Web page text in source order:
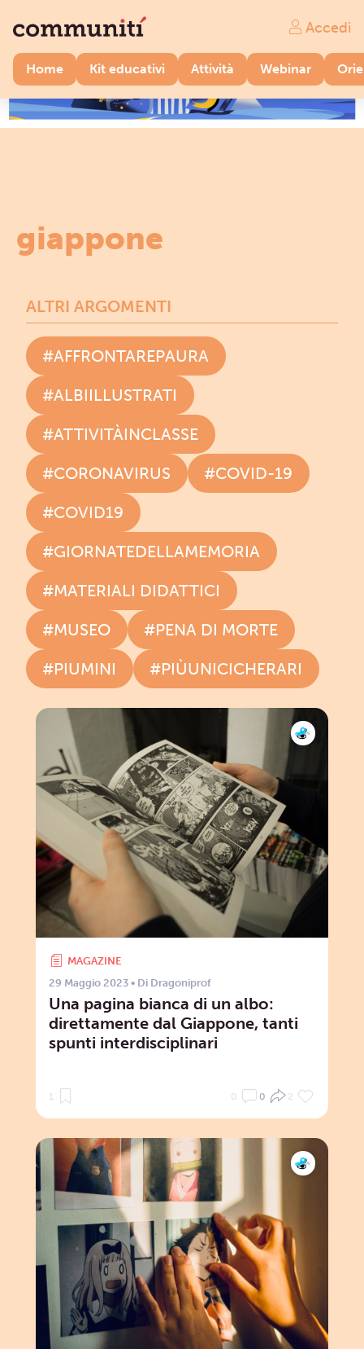
Home Kit educativi Attività Webinar
Accedi
giappone
MAGAZINE
29 Maggio 2023 • Di Dragoniprof
Una pagina bianca di un albo:
direttamente dal Giappone, tanti
spunti interdisciplinari
1 0 0 2
ALTRI ARGOMENTI
#AFFRONTAREPAURA
#ALBIILLUSTRATI
#ATTIVITÀINCLASSE
#CORONAVIRUS
#COVID-19
#COVID19
#GIORNATEDELLAMEMORIA
#MATERIALI DIDATTICI
#MUSEO
#PENA DI MORTE
#PIUMINI
#PIÙUNICICHERARI